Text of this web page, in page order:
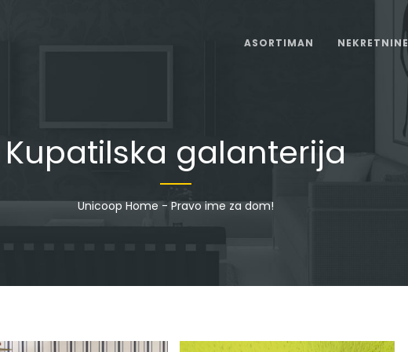
ASORTIMAN NEKRETNINE
Kupatilska galanterija
Unicoop Home - Pravo ime za dom!